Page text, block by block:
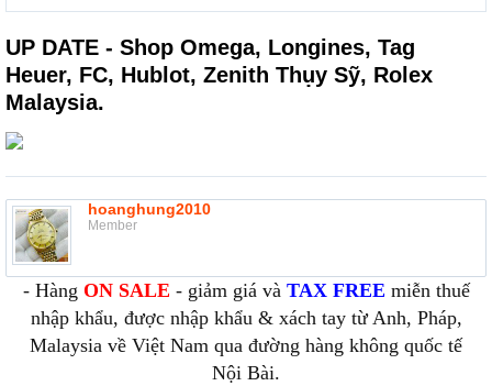
UP DATE - Shop Omega, Longines, Tag
Heuer, FC, Hublot, Zenith Thụy Sỹ, Rolex
Malaysia.
hoanghung2010
Member
- Hàng ON SALE - giảm giá và TAX FREE miễn thuế
nhập khẩu, được nhập khẩu & xách tay từ Anh, Pháp,
Malaysia về Việt Nam qua đường hàng không quốc tế
Nội Bài.